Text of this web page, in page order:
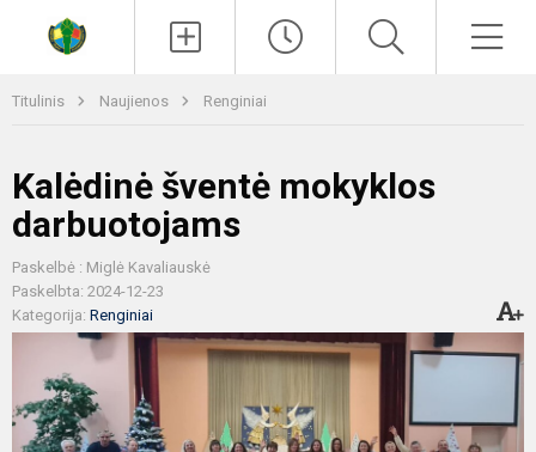
Titulinis Naujienos Renginiai
Kalėdinė šventė mokyklos
darbuotojams
Paskelbė : Miglė Kavaliauskė
Paskelbta: 2024-12-23
Kategorija: Renginiai